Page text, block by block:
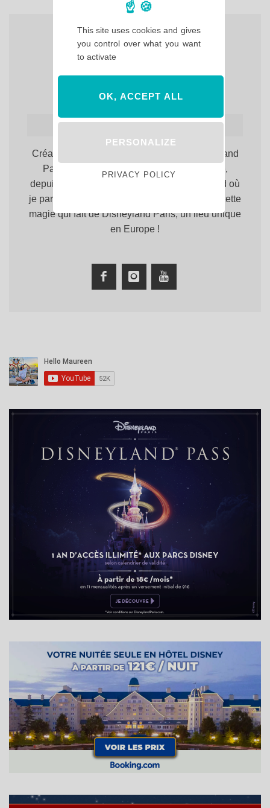
Hello Maureen
Créatrice du site. Totalement accro à Disneyland
Paris, rien n'y fait, j'y reviens toujours, et ce,
depuis 1999. Bienvenue sur Hello Disneyland où
je partage avec vous, chaque jour un peu de cette
magie qui fait de Disneyland Paris, un lieu unique
en Europe !
This site uses cookies and gives
you control over what you want
to activate
OK, ACCEPT ALL
PERSONALIZE
PRIVACY POLICY